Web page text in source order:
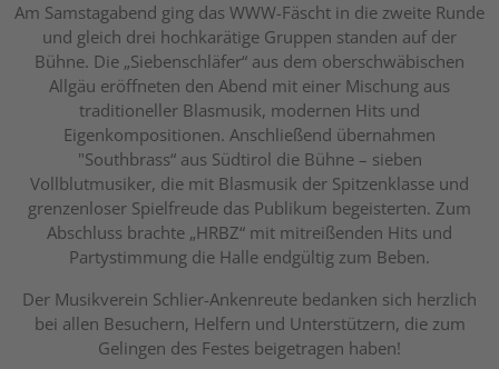
Am Samstagabend ging das WWW-Fäscht in die zweite Runde
und gleich drei hochkarätige Gruppen standen auf der
Bühne. Die „Siebenschläfer“ aus dem oberschwäbischen
Allgäu eröffneten den Abend mit einer Mischung aus
traditioneller Blasmusik, modernen Hits und
Eigenkompositionen. Anschließend übernahmen
"Southbrass“ aus Südtirol die Bühne – sieben
Vollblutmusiker, die mit Blasmusik der Spitzenklasse und
grenzenloser Spielfreude das Publikum begeisterten. Zum
Abschluss brachte „HRBZ“ mit mitreißenden Hits und
Partystimmung die Halle endgültig zum Beben.
Der Musikverein Schlier-Ankenreute bedanken sich herzlich
bei allen Besuchern, Helfern und Unterstützern, die zum
Gelingen des Festes beigetragen haben!